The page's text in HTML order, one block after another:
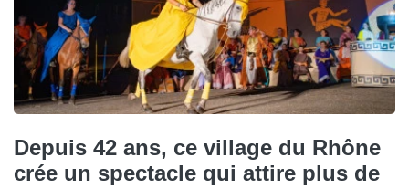
Depuis 42 ans, ce village du Rhône
crée un spectacle qui attire plus de